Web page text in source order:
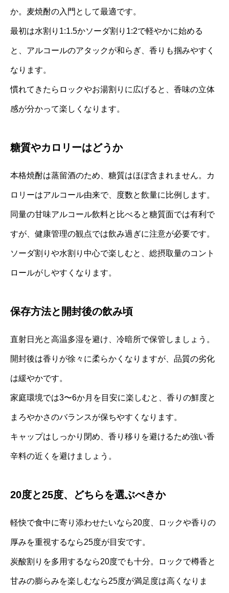
か。麦焼酎の入門として最適です。
最初は水割り1:1.5かソーダ割り1:2で軽やかに始める
と、アルコールのアタックが和らぎ、香りも掴みやすく
なります。
慣れてきたらロックやお湯割りに広げると、香味の立体
感が分かって楽しくなります。
糖質やカロリーはどうか
本格焼酎は蒸留酒のため、糖質はほぼ含まれません。カ
ロリーはアルコール由来で、度数と飲量に比例します。
同量の甘味アルコール飲料と比べると糖質面では有利で
すが、健康管理の観点では飲み過ぎに注意が必要です。
ソーダ割りや水割り中心で楽しむと、総摂取量のコント
ロールがしやすくなります。
保存方法と開封後の飲み頃
直射日光と高温多湿を避け、冷暗所で保管しましょう。
開封後は香りが徐々に柔らかくなりますが、品質の劣化
は緩やかです。
家庭環境では3〜6か月を目安に楽しむと、香りの鮮度と
まろやかさのバランスが保ちやすくなります。
キャップはしっかり閉め、香り移りを避けるため強い香
辛料の近くを避けましょう。
20度と25度、どちらを選ぶべきか
軽快で食中に寄り添わせたいなら20度、ロックや香りの
厚みを重視するなら25度が目安です。
炭酸割りを多用するなら20度でも十分。ロックで樽香と
甘みの膨らみを楽しむなら25度が満足度は高くなりま